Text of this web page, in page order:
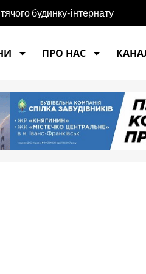
будинку-інтернату
ПРО НАС